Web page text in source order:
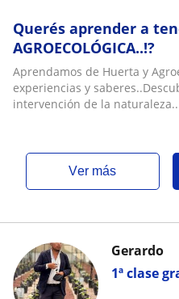
Querés aprender a
AGROECOLÓGICA..!?
Aprendamos de Huerta y
experiencias y
intervención de la naturaleza..
ver más
1ª clase
Gerardo